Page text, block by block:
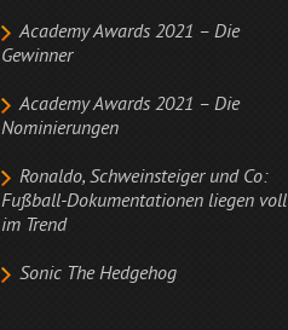
Academy Awards 2021 – Die
Gewinner
Academy Awards 2021 – Die
Nominierungen
Ronaldo, Schweinsteiger und Co:
Fußball-Dokumentationen liegen voll
im Trend
Sonic The Hedgehog